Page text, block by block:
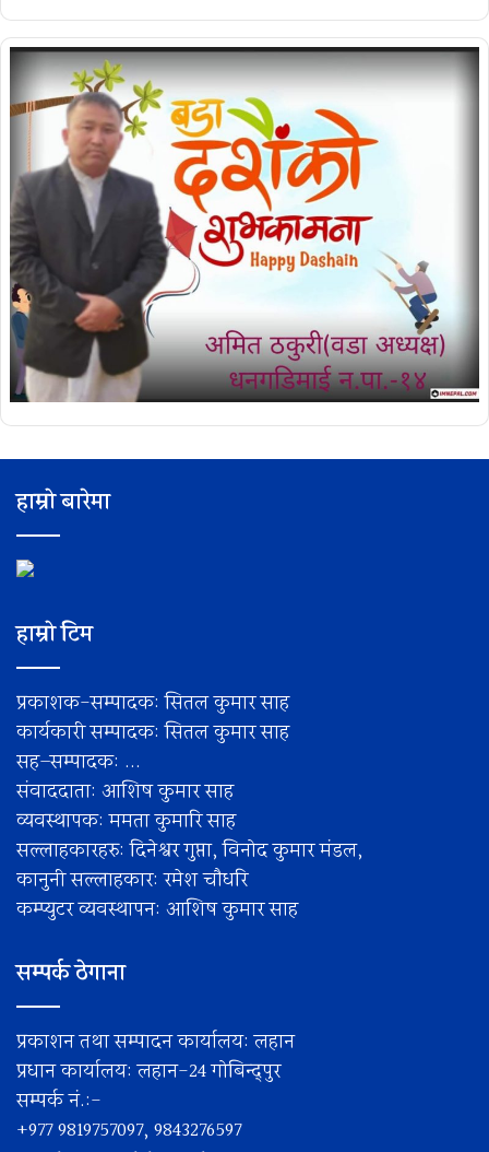
हाम्रो बारेमा
हाम्रो टिम
प्रकाशक-सम्पादक: सितल कुमार साह
कार्यकारी सम्पादक: सितल कुमार साह
सह–सम्पादक: ...
संवाददाता: आशिष कुमार साह
व्यवस्थापक: ममता कुमारि साह
सल्लाहकारहरु: दिनेश्वर गुप्ता, विनोद कुमार मंडल,
कानुनी सल्लाहकार: रमेश चाैधरि
कम्प्युटर व्यवस्थापन: आशिष कुमार साह
सम्पर्क ठेगाना
प्रकाशन तथा सम्पादन कार्यालय: लहान
प्रधान कार्यालय: लहान-24 गोबिन्द्पुर
सम्पर्क नं.:-
+977 9819757097, 9843276597